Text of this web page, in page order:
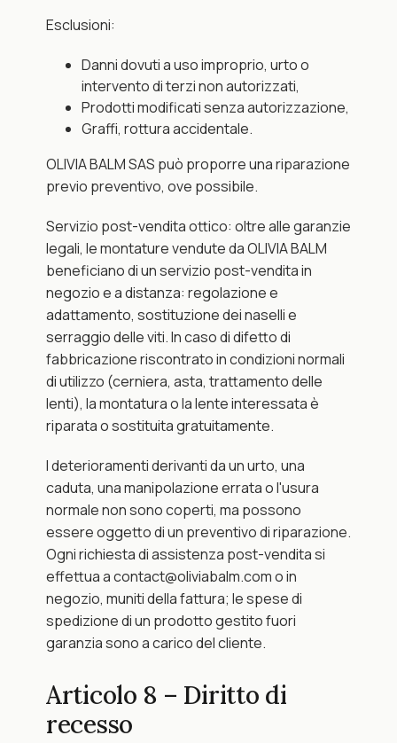
Esclusioni:
Danni dovuti a uso improprio, urto o
intervento di terzi non autorizzati,
Prodotti modificati senza autorizzazione,
Graffi, rottura accidentale.
OLIVIA BALM SAS può proporre una riparazione
previo preventivo, ove possibile.
Servizio post-vendita ottico: oltre alle garanzie
legali, le montature vendute da OLIVIA BALM
beneficiano di un servizio post-vendita in
negozio e a distanza: regolazione e
adattamento, sostituzione dei naselli e
serraggio delle viti. In caso di difetto di
fabbricazione riscontrato in condizioni normali
di utilizzo (cerniera, asta, trattamento delle
lenti), la montatura o la lente interessata è
riparata o sostituita gratuitamente.
I deterioramenti derivanti da un urto, una
caduta, una manipolazione errata o l'usura
normale non sono coperti, ma possono
essere oggetto di un preventivo di riparazione.
Ogni richiesta di assistenza post-vendita si
effettua a contact@oliviabalm.com o in
negozio, muniti della fattura; le spese di
spedizione di un prodotto gestito fuori
garanzia sono a carico del cliente.
Articolo 8 – Diritto di
recesso